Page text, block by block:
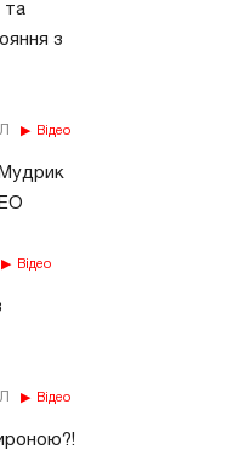
та
з
Відео
Мудрик
Відео
Відео